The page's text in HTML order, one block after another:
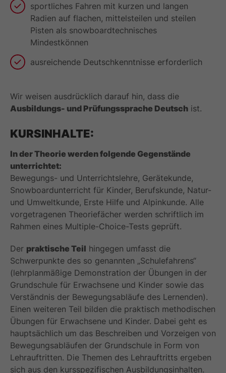
sportliches Fahren mit kurzen und langen
Radien auf flachen, mittelsteilen und steilen
Pisten als snowboardtechnisches
Mindestkönnen
ausreichende Deutschkenntnisse erforderlich
Wir weisen ausdrücklich darauf hin, dass die
Ausbildungs- und Prüfungssprache Deutsch ist.
KURSINHALTE:
In der Theorie werden folgende Gegenstände
unterrichtet:
Bewegungs- und Unterrichtslehre, Gerätekunde,
Snowboardunterricht für Kinder, Berufskunde, Natur-
und Umweltkunde, Erste Hilfe und Alpinkunde. Alle
vorgetragenen Theoriefächer werden schriftlich im
Rahmen eines Multiple-Choice-Tests geprüft.
Der praktische Teil hingegen umfasst die
Schwerpunkte des so genannten „Schulefahrens“
(lehrplanmäßige Demonstration der Übungen in der
Grundschule für Erwachsene und Kinder sowie das
Verständnis der Bewegungsabläufe des Lernenden).
Einen weiteren Teil bilden die praktisch methodischen
Übungen für Erwachsene und Kinder. Dabei geht es
hauptsächlich um das Beschreiben und Vorzeigen von
Bewegungsabläufen der Grundschule in Form von
Lehrauftritten. Die Themen des Lehrauftritts ergeben
sich aus den kursspezifischen Ausbildungsinhalten.